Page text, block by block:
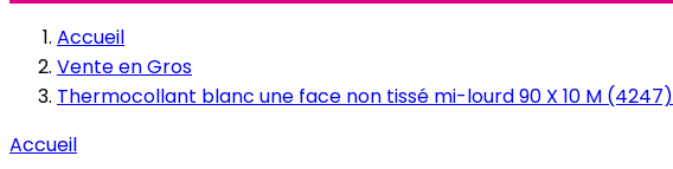
Accueil
Vente en Gros
Thermocollant blanc une face non tissé mi-lourd 90 X 10 M (4247)
Accueil